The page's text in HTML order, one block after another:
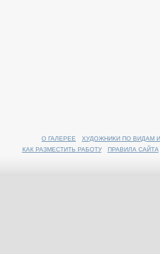
О ГАЛЕРЕЕ
ХУДОЖНИКИ ПО ВИДАМ
КАК РАЗМЕСТИТЬ РАБОТУ
ПРАВИЛА САЙТА